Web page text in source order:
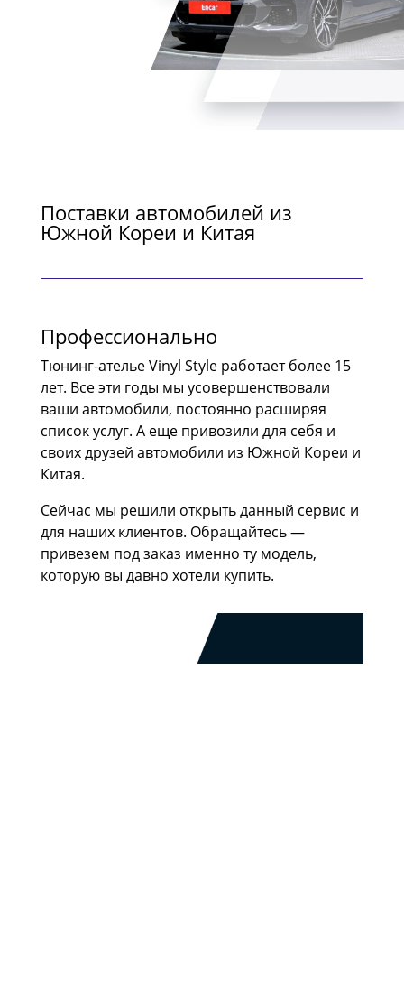
Поставки автомобилей из
Южной Кореи и Китая
Профессионально
Тюнинг-ателье Vinyl Style работает более 15
лет. Все эти годы мы усовершенствовали
ваши автомобили, постоянно расширяя
список услуг. А еще привозили для себя и
своих друзей автомобили из Южной Кореи и
Китая.
Сейчас мы решили открыть данный сервис и
для наших клиентов. Обращайтесь —
привезем под заказ именно ту модель,
которую вы давно хотели купить.